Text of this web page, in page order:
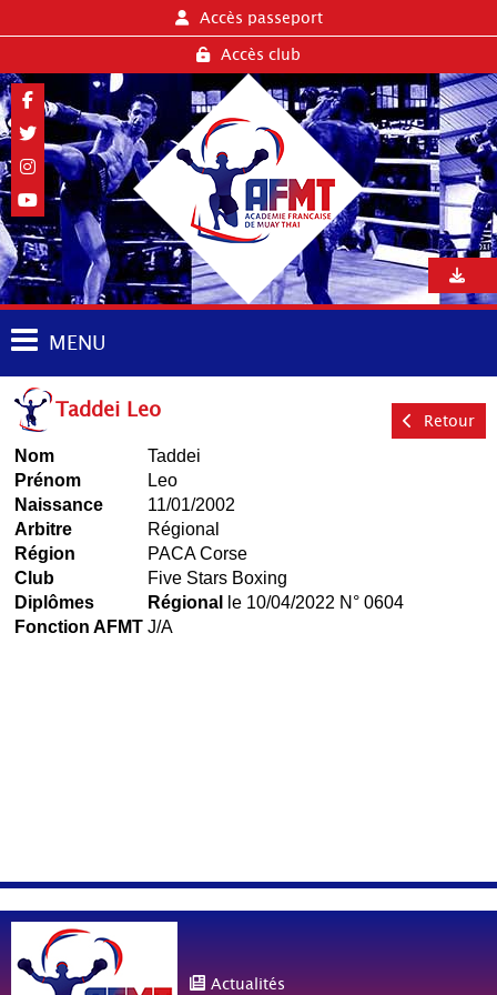
Accès passeport
Accès club
MENU
Taddei Leo Retour
Nom
Taddei
Prénom
Leo
Naissance
11/01/2002
Arbitre
Régional
Région
PACA Corse
Club
Five Stars Boxing
Diplômes
Régional
le 10/04/2022 N° 0604
Fonction AFMT J/A
Actualités